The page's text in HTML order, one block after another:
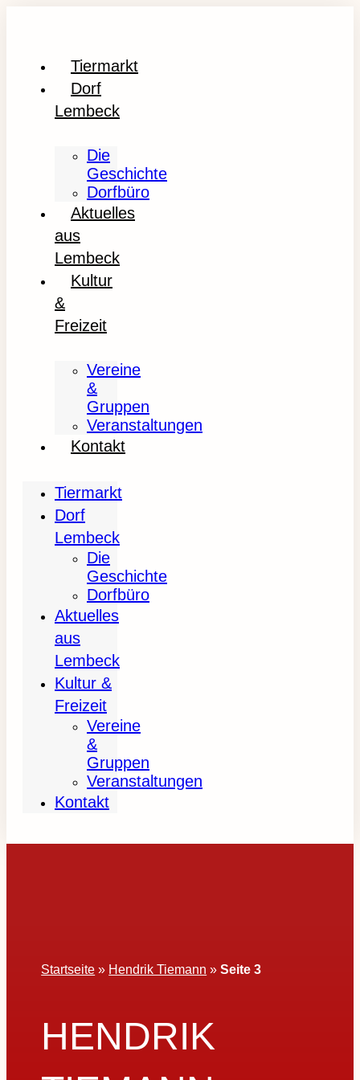
Tiermarkt
Dorf
Lembeck
Die
Geschichte
Dorfbüro
Aktuelles
aus
Lembeck
Kultur
&
Freizeit
Vereine
&
Gruppen
Veranstaltungen
Kontakt
Tiermarkt
Dorf
Lembeck
Die
Geschichte
Dorfbüro
Aktuelles
aus
Lembeck
Kultur &
Freizeit
Vereine
&
Gruppen
Veranstaltungen
Kontakt
Startseite » Hendrik Tiemann »Seite 3
HENDRIK